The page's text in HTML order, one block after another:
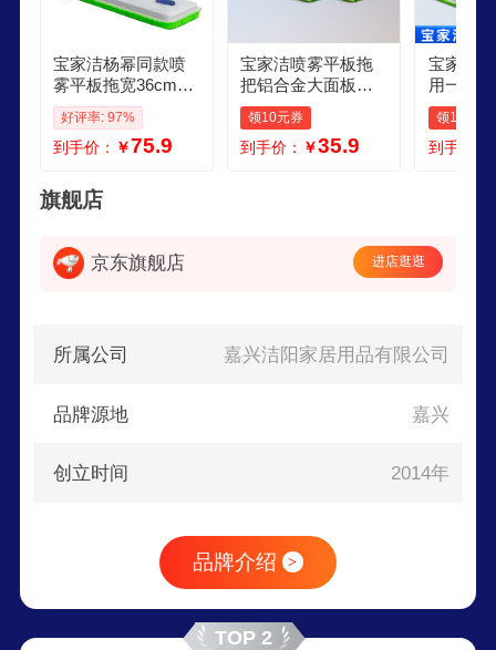
宝家洁杨幂同款喷
雾平板拖宽36cm配
2布杆长127cmXP0
1喷水拖把免手洗
好评率: 97%
到手价： ￥75.9
宝家洁喷雾平板拖
把铝合金大面板拖
把家用一拖净免手
洗2025拖把平板拖
替换布60cm绿布2
领10元券
到手价： ￥35.9
宝家洁
用一拖
5喷水拖
神器 升
块布
领10元券
到手价：
旗舰店
京东旗舰店 进店逛逛
所属公司 嘉兴洁阳家居用品有限公司
品牌源地 嘉兴
创立时间 2014年
品牌介绍 >
TOP 2